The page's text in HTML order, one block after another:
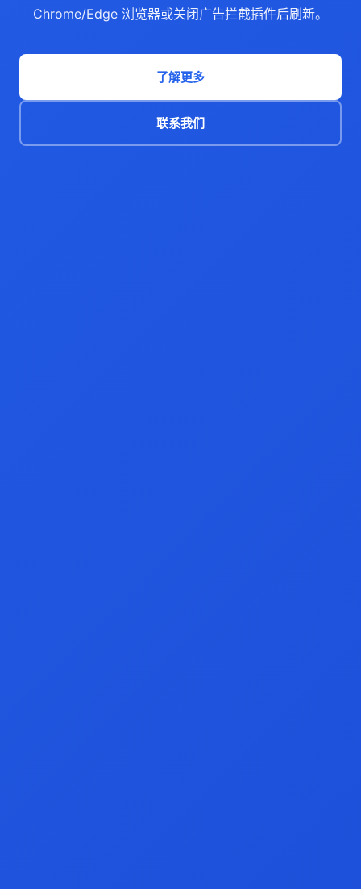
Chrome/Edge 浏览器或关闭广告拦截插件后刷新。
了解更多
联系我们